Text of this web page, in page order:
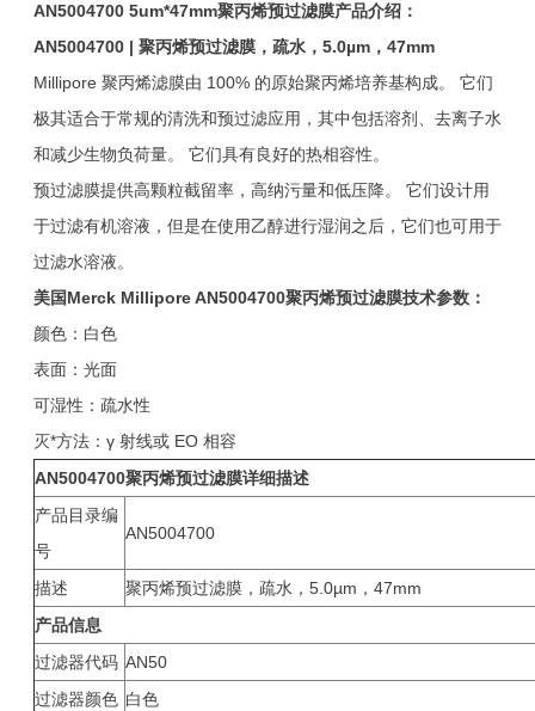
AN5004700 5um*47mm聚丙烯预过滤膜产品介绍：
AN5004700 | 聚丙烯预过滤膜，疏水，5.0µm，47mm
Millipore 聚丙烯滤膜由 100% 的原始聚丙烯培养基构成。 它们
极其适合于常规的清洗和预过滤应用，其中包括溶剂、去离子水
和减少生物负荷量。 它们具有良好的热相容性。
预过滤膜提供高颗粒截留率，高纳污量和低压降。 它们设计用
于过滤有机溶液，但是在使用乙醇进行湿润之后，它们也可用于
过滤水溶液。
美国Merck MilliporeAN5004700聚丙烯预过滤膜技术参数：
颜色：白色
表面：光面
可湿性：疏水性
灭*方法：γ 射线或 EO 相容
AN5004700聚丙烯预过滤膜详细描述
产品目录编
号
AN5004700
描述
聚丙烯预过滤膜，疏水，5.0µm，47mm
产品信息
过滤器代码 AN50
过滤器颜色 白色